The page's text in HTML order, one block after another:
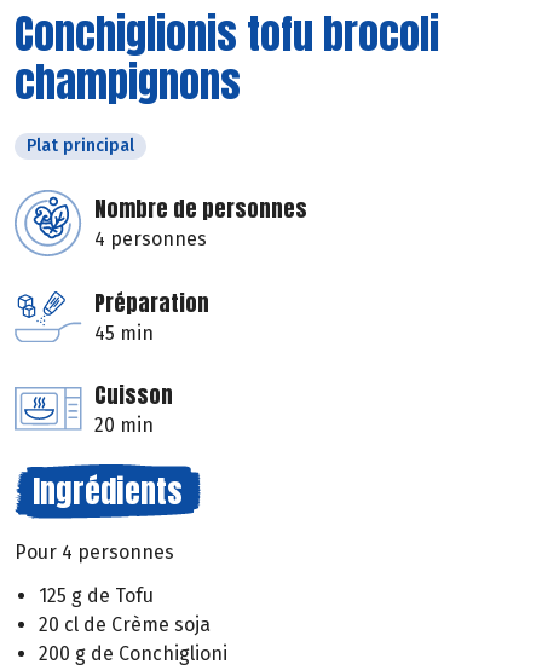
Conchiglionis tofu brocoli
champignons
Plat principal
Nombre de personnes
4 personnes
Préparation
45 min
Cuisson
20 min
Ingrédients
Pour 4 personnes
125 g de Tofu
20 cl de Crème soja
200 g de Conchiglioni